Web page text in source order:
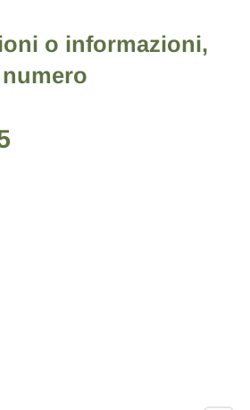
o informazioni,